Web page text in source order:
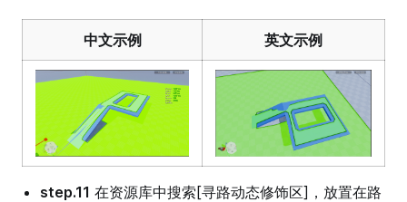
中文示例 英文示例
step.11 在资源库中搜索[寻路动态修饰区]，放置在路